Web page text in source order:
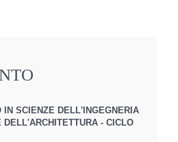
IN SCIENZE DELL'INGEGNERIA
- CICLO